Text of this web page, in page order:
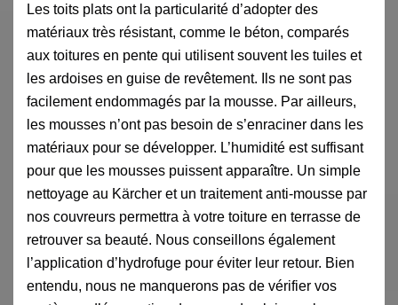
Les toits plats ont la particularité d’adopter des
matériaux très résistant, comme le béton, comparés
aux toitures en pente qui utilisent souvent les tuiles et
les ardoises en guise de revêtement. Ils ne sont pas
facilement endommagés par la mousse. Par ailleurs,
les mousses n’ont pas besoin de s’enraciner dans les
matériaux pour se développer. L’humidité est suffisant
pour que les mousses puissent apparaître. Un simple
nettoyage au Kärcher et un traitement anti-mousse par
nos couvreurs permettra à votre toiture en terrasse de
retrouver sa beauté. Nous conseillons également
l’application d’hydrofuge pour éviter leur retour. Bien
entendu, nous ne manquerons pas de vérifier vos